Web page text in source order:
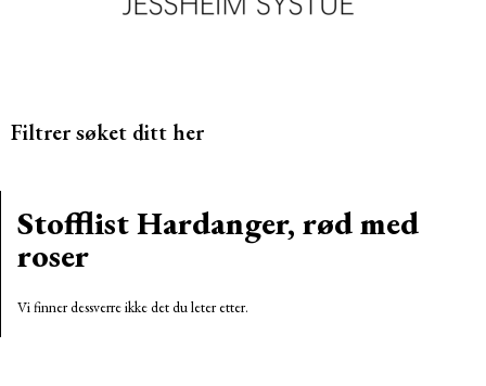
Filtrer søket ditt her
Stofflist Hardanger, rød med
roser
Vi finner dessverre ikke det du leter etter.